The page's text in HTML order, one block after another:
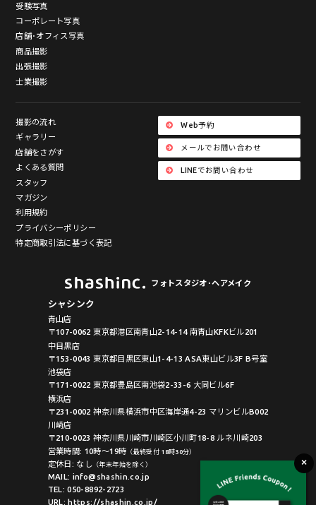
受験写真
コーポレート写真
店舗･オフィス写真
商品撮影
出張撮影
士業撮影
撮影の流れ
ギャラリー
店舗をさがす
よくある質問
スタッフ
マガジン
利用規約
プライバシーポリシー
特定商取引法に基づく表記
Web予約
メールでお問い合わせ
LINEでお問い合わせ
フォトスタジオ･ヘアメイク
シャシンク
青山店
〒107-0062 東京都港区南青山2-14-14 南青山KFKビル201
中目黒店
〒153-0043 東京都目黒区東山1-4-13 ASA東山ビル3F B号室
池袋店
〒171-0022 東京都豊島区南池袋2-33-6 大同ビル6F
横浜店
〒231-0002 神奈川県横浜市中区海岸通4-23 マリンビルB002
川崎店
〒210-0023 神奈川県川崎市川崎区小川町18-8 ルネ川崎203
営業時間: 10時〜19時 （最終受付 18時30分）
定休日: なし （年末年始を除く）
MAIL: info@shashin.co.jp
TEL: 050-8892-2723
URL: https://shashin.co.jp/